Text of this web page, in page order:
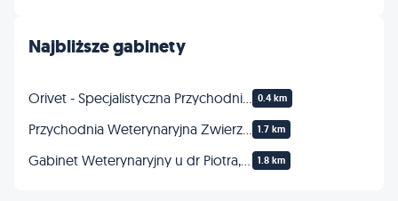
Najbliższe gabinety
0.4 km
1.7 km
1.8 km